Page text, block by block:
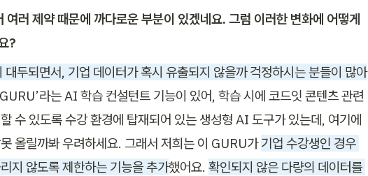
러 제약 때문에 까다로운 부분이 있겠네요. 그럼 이러한 변화에 어떻게
?
두되면서, 기업 데이터가 혹시 유출되지 않을까 걱정하시는 분들이 많아
라는 AI 학습 컨설턴트 기능이 있어, 학습 시에 코드잇 콘텐츠 관련
수 있도록 수강 환경에 탑재되어 있는 생성형 AI 도구가 있는데, 여기에
올릴까봐 우려하세요. 그래서 저희는 이 GURU가 기업 수강생인 경우
지 않도록 제한하는 기능을 추가했어요. 확인되지 않은 다량의 데이터를